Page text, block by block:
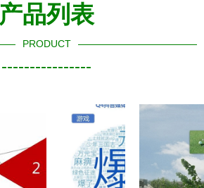
产品列表
PRODUCT
----------------